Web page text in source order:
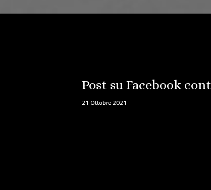
Post su Facebook
21 Ottobre 2021